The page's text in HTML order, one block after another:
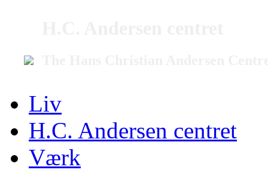
Liv
H.C. Andersen centret
Værk